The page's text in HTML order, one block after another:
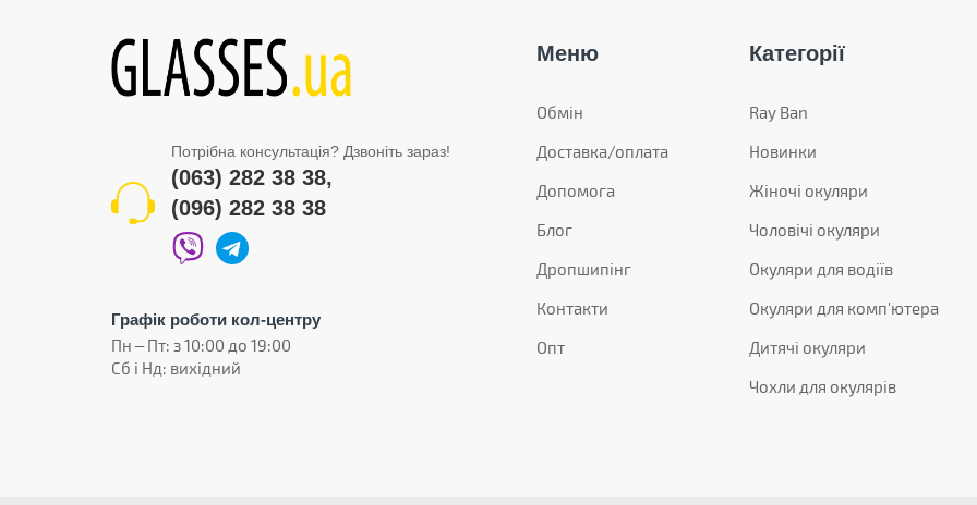
Потрібна консультація? Дзвоніть зараз!
(063) 282 38 38,
(096) 282 38 38
Графік роботи кол-центру
Пн – Пт: з 10:00 до 19:00
Сб і Нд: вихідний
Меню
Обмін
Доставка/оплата
Допомога
Блог
Дропшипінг
Контакти
Опт
Категорії
Ray Ban
Новинки
Жіночі окуляри
Чоловічі окуляри
Окуляри для водіїв
Окуляри для комп'ютера
Дитячі окуляри
Чохли для окулярів